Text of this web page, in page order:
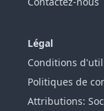
Légal
Conditions
Politiques de
Attributions: